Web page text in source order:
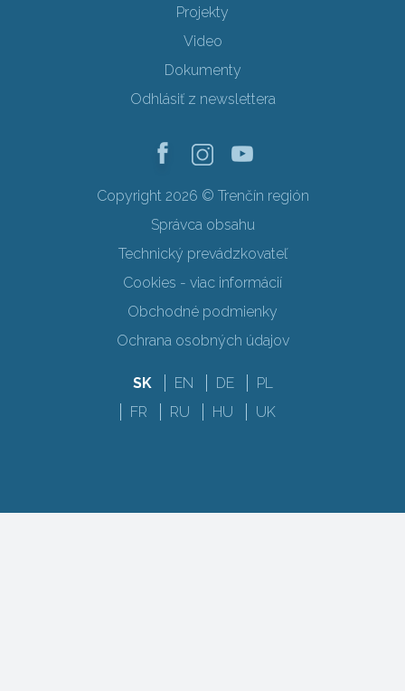
Projekty
Video
Dokumenty
Odhlásiť z newslettera
Copyright 2026 © Trenčín región
Správca obsahu
Technický prevádzkovateľ
Cookies - viac informácií
Obchodné podmienky
Ochrana osobných údajov
SK EN DE
PL
FR
RU HU UK